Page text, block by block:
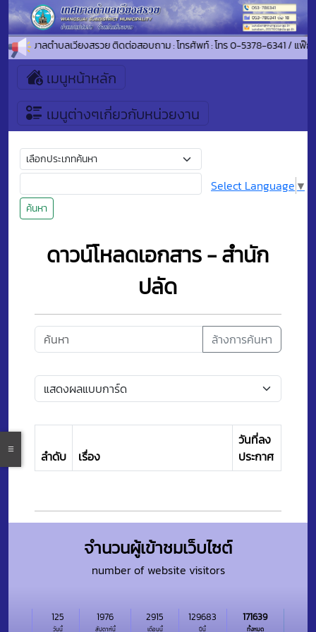
สู่เทศบาลตำบลเวียงสรวย ติดต่อสอบถาม : โทรศัพท์ : โทร 0-5378-6341 / แฟ๊ก
เมนูหน้าหลัก
เมนูต่างๆเกี่ยวกับหน่วยงาน
ค้นหา
Select Language ▼
ดาวน์โหลดเอกสาร - สำนัก
ปลัด
ล้างการค้นหา
ลำดับ เรื่อง
วันที่ลง
ประกาศ
จำนวนผู้เข้าชมเว็บไซต์
number of website visitors
วันนี้
125
สัปดาห์นี้
1976
เดือนนี้
2915
ปีนี้
129683
ทั้งหมด
171639